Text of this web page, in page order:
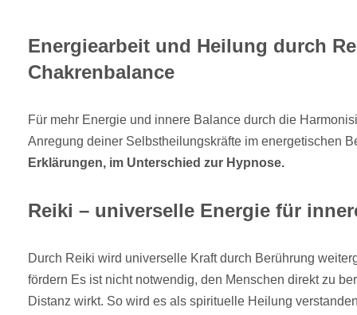
Energiearbeit und Heilung durch
Chakrenbalance
Für mehr Energie und innere Balance durch die
Anregung deiner Selbstheilungskräfte im energetischen
Erklärungen, im Unterschied zur Hypnose.
Reiki – universelle Energie für
Durch Reiki wird universelle Kraft durch Berührung
fördern Es ist nicht notwendig, den Menschen direkt zu
Distanz wirkt. So wird es als spirituelle Heilung